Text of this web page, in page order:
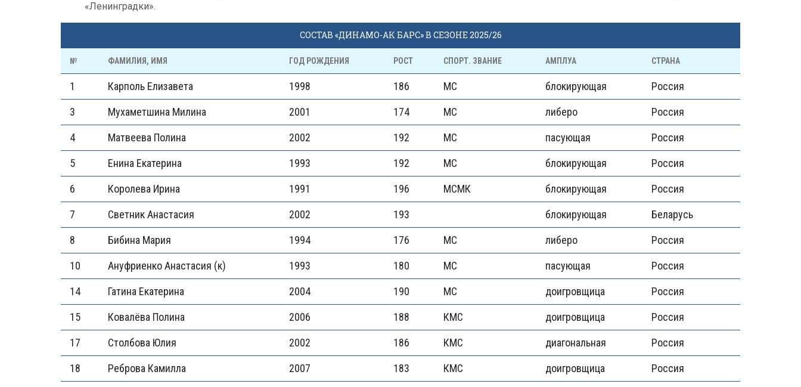
«Ленинградки».
СОСТАВ «ДИНАМО-АК БАРС» В СЕЗОНЕ 2025/26
№ ФАМИЛИЯ, ИМЯ ГОД РОЖДЕНИЯ РОСТ СПОРТ. ЗВАНИЕ АМПЛУА СТРАНА
1 Карполь Елизавета 1998 186 МС блокирующая Россия
3 Мухаметшина Милина 2001 174 МС либеро Россия
4 Матвеева Полина 2002 192 МС пасующая Россия
5 Енина Екатерина 1993 192 МС блокирующая Россия
6 Королева Ирина 1991 196 МСМК блокирующая Россия
7 Светник Анастасия 2002 193 блокирующая Беларусь
8 Бибина Мария 1994 176 МС либеро Россия
10 Ануфриенко Анастасия (к) 1993 180 МС пасующая Россия
14 Гатина Екатерина 2004 190 МС доигровщица Россия
15 Ковалёва Полина 2006 188 КМС доигровщица Россия
17 Столбова Юлия 2002 186 КМС диагональная Россия
18 Реброва Камилла 2007 183 КМС доигровщица Россия